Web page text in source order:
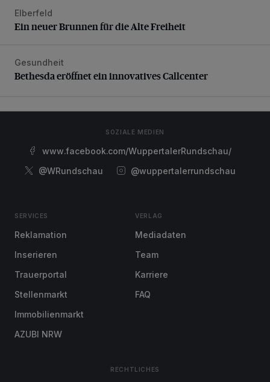
Ein neuer Brunnen für die Alte Freiheit
Elberfeld
Ein neuer Brunnen für die Alte Freiheit
Bethesda eröffnet ein innovatives Callcenter
Gesundheit
Bethesda eröffnet ein innovatives Callcenter
SOZIALE MEDIEN
www.facebook.com/WuppertalerRundschau/
@WRundschau
@wuppertalerrundschau
SERVICES
Reklamation
Inserieren
Trauerportal
Stellenmarkt
Immobilienmarkt
AZUBI NRW
VERLAG
Mediadaten
Team
Karriere
FAQ
RECHTLICHES